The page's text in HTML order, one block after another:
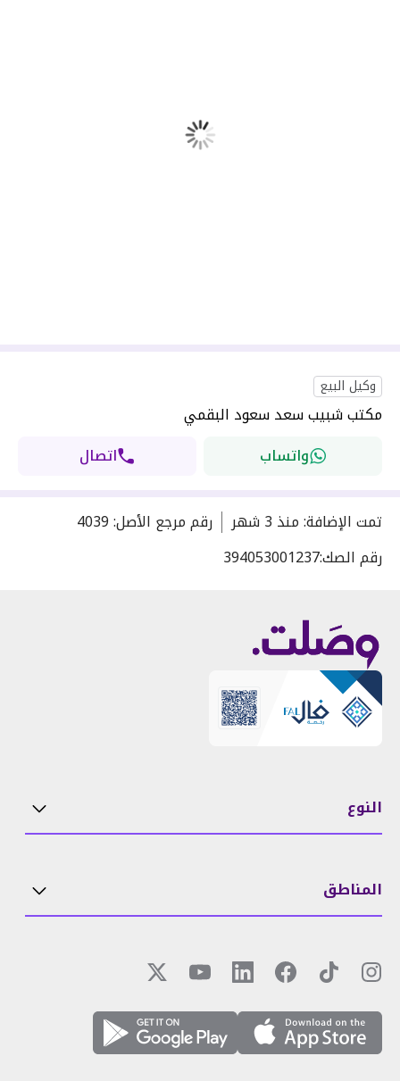
وكيل البيع
مكتب شبيب سعد سعود البقمي
واتساب
اتصال
تمت الإضافة:منذ 3 شهر رقم مرجع الأصل:
4039
رقم الصك:394053001237
النوع
المناطق